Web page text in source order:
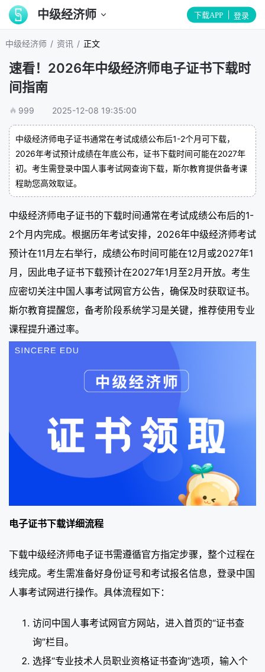
中级经济师 下载APP 登录
中级经济师 / 资讯 / 正文
速看！2026年中级经济师电子证书下载时
间指南
999 2025-12-08 19:35:00
中级经济师电子证书通常在考试成绩公布后1-2个月可下载，
2026年考试预计成绩在年底公布，证书下载时间可能在2027年
初。考生需登录中国人事考试网查询下载，斯尔教育提供备考课
程助您高效取证。
中级经济师电子证书的下载时间通常在考试成绩公布后的1-
2个月内完成。根据历年考试安排，2026年中级经济师考试
预计在11月左右举行，成绩公布时间可能在12月或2027年1
月，因此电子证书下载预计在2027年1月至2月开放。考生
应密切关注中国人事考试网官方公告，确保及时获取证书。
斯尔教育提醒您，备考阶段系统学习是关键，推荐使用专业
课程提升通过率。
电子证书下载详细流程
下载中级经济师电子证书需遵循官方指定步骤，整个过程在
线完成。考生需准备好身份证号和考试报名信息，登录中国
人事考试网进行操作。具体流程如下：
访问中国人事考试网官方网站，进入首页的“证书查
询”栏目。
选择“专业技术人员职业资格证书查询”选项，输入个